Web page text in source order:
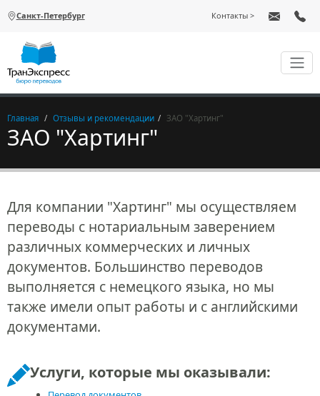
Санкт-Петербург Контакты
Главная Отзывы и рекомендации ЗАО "Хартинг"
ЗАО "Хартинг"
Для компании "Хартинг" мы осуществляем
переводы с нотариальным заверением
различных коммерческих и личных
документов. Большинство переводов
выполняется с немецкого языка, но мы
также имели опыт работы и с английскими
документами.
Услуги, которые мы оказывали: